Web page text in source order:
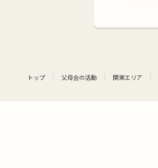
トップ 父母会の活動 関東エリア